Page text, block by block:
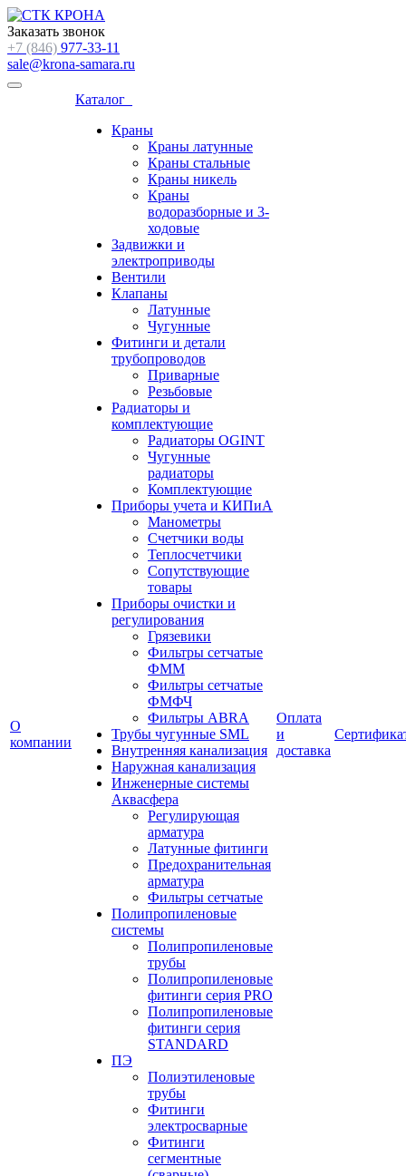
Заказать звонок
+7 (846) 977-33-11
sale@krona-samara.ru
О
компании
Каталог
Краны
Краны латунные
Краны стальные
Краны никель
Краны
водоразборные и 3-
ходовые
Задвижки и
электроприводы
Вентили
Клапаны
Латунные
Чугунные
Фитинги и детали
трубопроводов
Приварные
Резьбовые
Радиаторы и
комплектующие
Радиаторы OGINT
Чугунные
радиаторы
Комплектующие
Приборы учета и КИПиА
Манометры
Счетчики воды
Теплосчетчики
Сопутствующие
товары
Приборы очистки и
регулирования
Грязевики
Фильтры сетчатые
ФММ
Фильтры сетчатые
ФМФЧ
Фильтры ABRA
Трубы чугунные SML
Внутренняя канализация
Наружная канализация
Инженерные системы
Аквасфера
Регулирующая
арматура
Латунные фитинги
Предохранительная
арматура
Фильтры сетчатые
Полипропиленовые
системы
Полипропиленовые
трубы
Полипропиленовые
фитинги серия PRO
Полипропиленовые
фитинги серия
STANDARD
ПЭ
Полиэтиленовые
трубы
Фитинги
электросварные
Фитинги
сегментные
Оплата
и
доставка